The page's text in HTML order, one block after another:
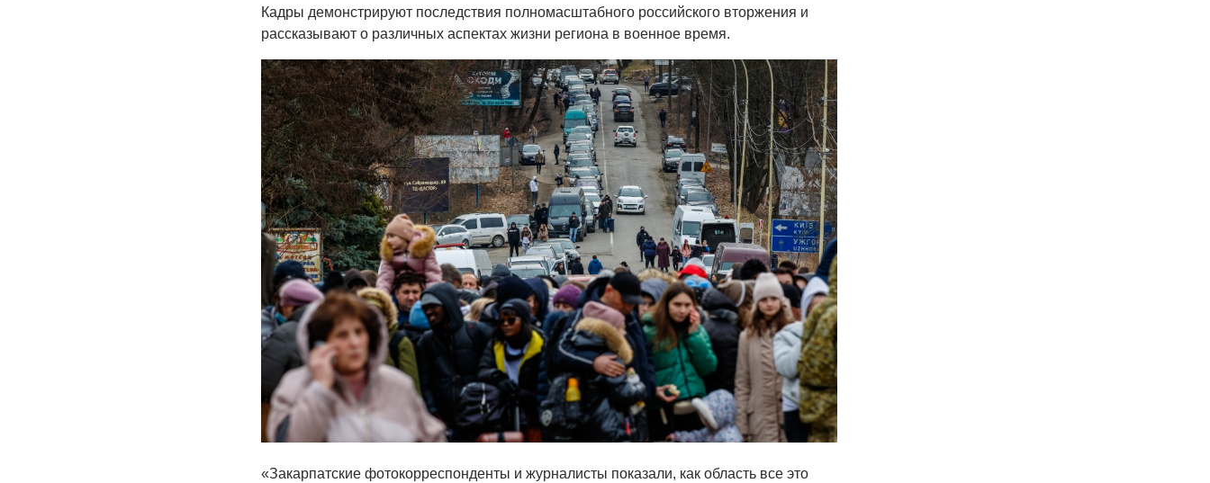
Кадры демонстрируют последствия полномасштабного российского вторжения и
рассказывают о различных аспектах жизни региона в военное время.
«Закарпатские фотокорреспонденты и журналисты показали, как область все это